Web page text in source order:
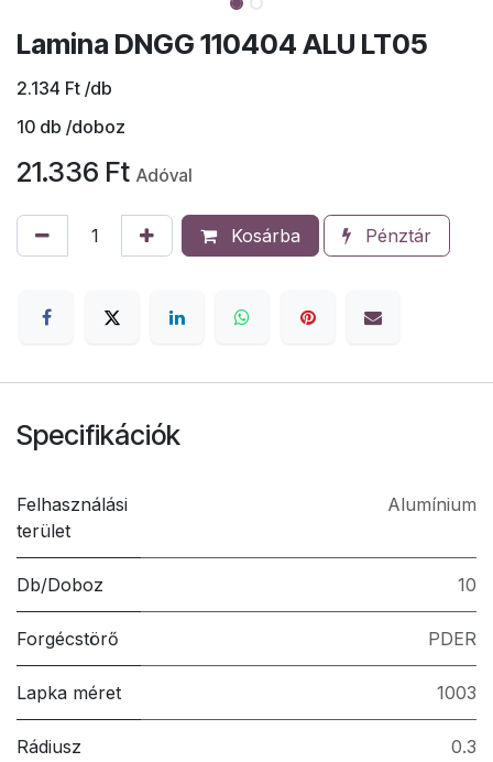
Lamina DNGG 110404 ALU LT05
2.134 Ft /db
10 db /doboz
21.336 Ft Adóval
Kosárba Pénztár
Specifikációk
Felhasználási
terület
Alumínium
Db/Doboz 10
Forgécstörő PDER
Lapka méret 1003
Rádiusz 0.3